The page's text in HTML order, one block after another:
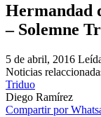
Hermandad
– Solemne
5 de abril, 2016
Noticias
Triduo
Diego Ramírez
Compartir por
¿Cuántas
El traslado cada
¿Cuales son